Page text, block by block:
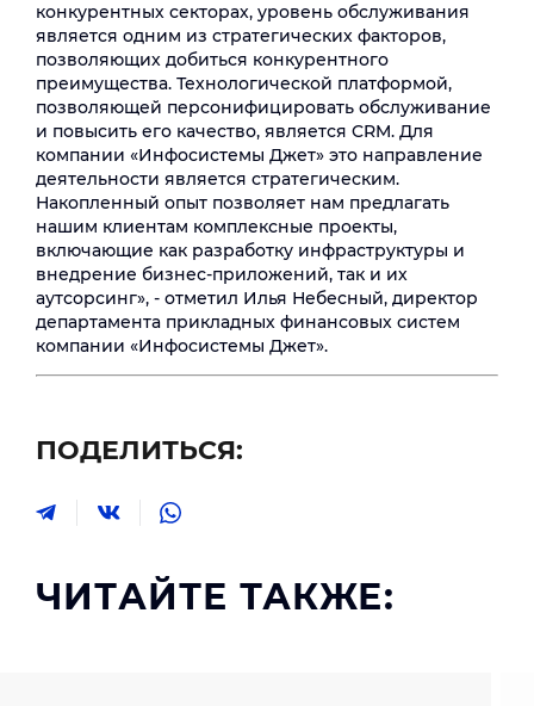
конкурентных секторах, уровень обслуживания
является одним из стратегических факторов,
позволяющих добиться конкурентного
преимущества. Технологической платформой,
позволяющей персонифицировать обслуживание
и повысить его качество, является CRM. Для
компании «Инфосистемы Джет» это направление
деятельности является стратегическим.
Накопленный опыт позволяет нам предлагать
нашим клиентам комплексные проекты,
включающие как разработку инфраструктуры и
внедрение бизнес-приложений, так и их
аутсорсинг», - отметил Илья Небесный, директор
департамента прикладных финансовых систем
компании «Инфосистемы Джет».
ПОДЕЛИТЬСЯ:
ЧИТАЙТЕ ТАКЖЕ: